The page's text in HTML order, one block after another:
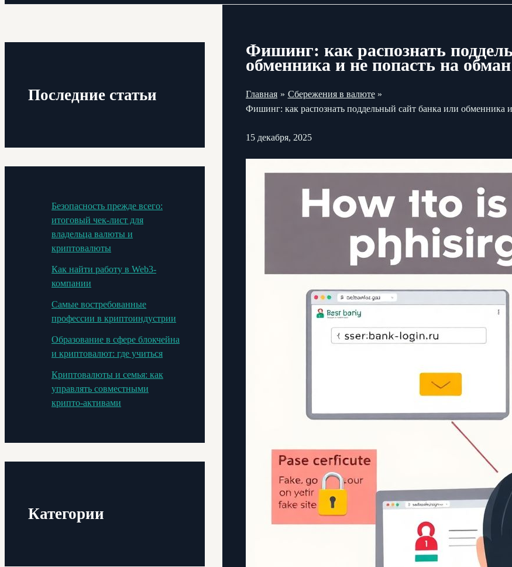
Последние статьи
Безопасность прежде всего:
итоговый чек-лист для
владельца валюты и
криптовалюты
Как найти работу в Web3-
компании
Самые востребованные
профессии в криптоиндустрии
Образование в сфере блокчейна
и криптовалют: где учиться
Криптовалюты и семья: как
управлять совместными
крипто-активами
Категории
Фишинг: как распознать
обменника и не попасть на обман
Главная
Сбережения в валюте
Фишинг: как распознать поддельный сайт банка или обменника
15 декабря, 2025